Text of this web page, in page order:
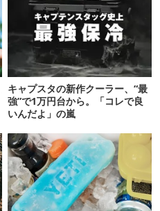
キャプスタの新作クーラー、“最
強”で1万円台から。「コレで良
いんだよ」の嵐